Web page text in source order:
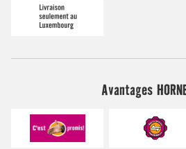
Avantages